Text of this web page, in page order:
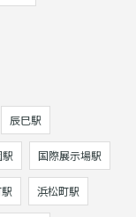
辰巳駅
国際展示場駅
浜松町駅